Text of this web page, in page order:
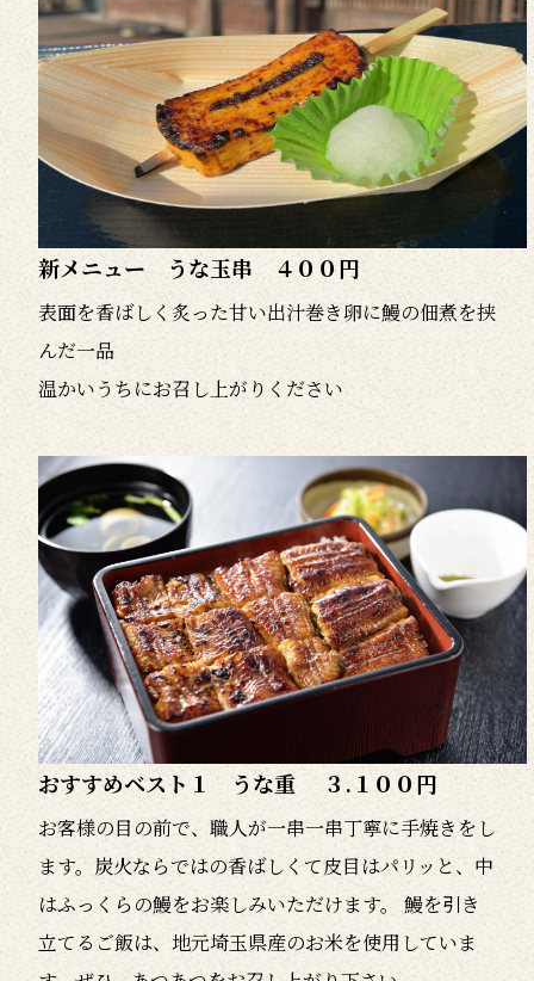
本日フジテレビさんの取材がありました。少し緊張
しましたが、なんとか、無事に終わりました。放送は
４月２４日金曜日、夜中の１１時からの放送です。み
なさん、ぜひご覧ください。
2015/03/09 新メニュー始めました。
２月２３日より、新メニュー始めました。、すっぽん
の身が入っているすっぽんの梅雑炊１２８０円。ま
た、鰻の方も価格改正させて頂きました。うな丼１６
００円、うな重２３００円、特うな重３２００円是非
新メニュー うな玉串 ４００円
表面を香ばしく炙った甘い出汁巻き卵に鰻の佃煮を挟
んだ一品
温かいうちにお召し上がりください
おすすめベスト１ うな重 ３.１００円
お客様の目の前で、職人が一串一串丁寧に手焼きをし
ます。炭火ならではの香ばしくて皮目はパリッと、中
はふっくらの鰻をお楽しみいただけます。 鰻を引き
立てるご飯は、地元埼玉県産のお米を使用していま